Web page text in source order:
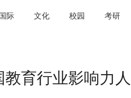
国际 文化 校园 考研
育行业影响力人